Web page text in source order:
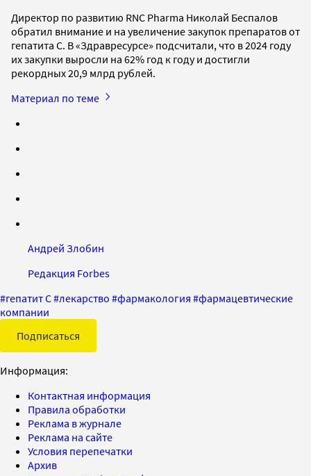
Директор по развитию RNC Pharma Николай Беспалов
обратил внимание и на увеличение закупок препаратов от
гепатита С. В «Здравресурсе» подсчитали, что в 2024 году
их закупки выросли на 62% год к году и достигли
рекордных 20,9 млрд рублей.
Материал по теме
Андрей Злобин
Редакция Forbes
#гепатит C#лекарство #фармакология #фармацевтические
компании
Подписаться
Информация:
Контактная информация
Правила обработки
Реклама в журнале
Реклама на сайте
Условия перепечатки
Архив